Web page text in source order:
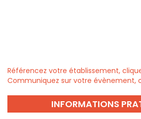
Référencez votre établissement,
Communiquez sur votre évènement,
INFORMATIONS